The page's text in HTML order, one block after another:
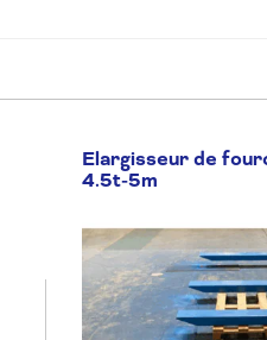
Elargisseur de
4.5t-5m